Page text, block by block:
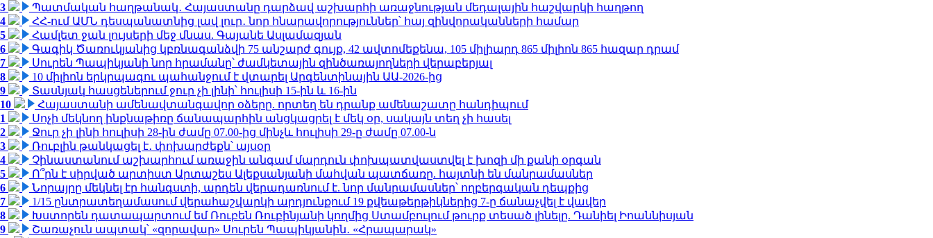
3
Պատմական հաղթանակ․ Հայաստանը դարձավ աշխարհի առաջնության մեդալային հաշվարկի հաղթող
4
ՀՀ-ում ԱՄՆ դեսպանատնից լավ լուր․ նոր հնարավորություններ՝ հայ զինվորականների համար
5
Համլետ ջան լույսերի մեջ մնաս. Գայանե Ասլամազյան
6
Գագիկ Ծառուկյանից կբռնագանձվի 75 անշարժ գույք, 42 ավտոմեքենա, 105 միլիարդ 865 միլիոն 865 հազար դրամ
7
Սուրեն Պապիկյանի նոր հրամանը՝ ժամկետային զինծառայողների վերաբերյալ
8
10 միլիոն երկրպագու պահանջում է վտարել Արգենտինային ԱԱ-2026-ից
9
Տասնյակ հասցեներում ջուր չի լինի՝ հուլիսի 15-ին և 16-ին
10
Հայաստանի ամենավտանգավոր օձերը. որտեղ են դրանք ամենաշատը հանդիպում
1
Սոչի մեկնող ինքնաթիռը ճանապարհին անցկացրել է մեկ օր, սակայն տեղ չի հասել
2
Ջուր չի լինի հուլիսի 28-ին ժամը 07.00-ից մինչև հուլիսի 29-ը ժամը 07.00-ն
3
Ռուբլին թանկացել է․ փոխարժեքն՝ այսօր
4
Չինաստանում աշխարհում առաջին անգամ մարդուն փոխպատվաստվել է խոզի մի քանի օրգան
5
Ո՞րն է սիրված արտիստ Արտաշես Ալեքսանյանի մահվան պատճառը. հայտնի են մանրամասներ
6
Նորայրը մեկնել էր հանգստի, արդեն վերադառնում է. նոր մանրամասներ՝ ողբերգական դեպքից
7
1/15 ընտրատեղամասում վերահաշվարկի արդյունքում 19 քվեաթերթիկներից 7-ը ճանաչվել է վավեր
8
Խստորեն դատապարտում եմ Ռուբեն Ռուբինյանի կողմից Ստամբուլում թուրք տեսած լինելը. Դանիել Իոաննիսյան
9
Շառաչուն ապտակ՝ «զորավար» Սուրեն Պապիկյանին․ «Հրապարակ»